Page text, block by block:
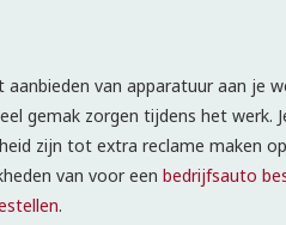
van apparatuur aan je
gemak zorgen tijdens het werk.
zijn tot extra reclame maken
van voor een bedrijfsauto
.